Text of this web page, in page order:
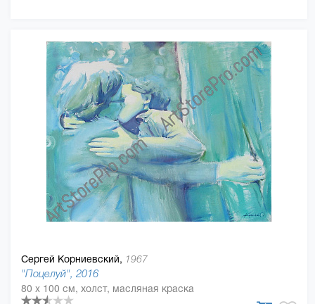
Сергей Корниевский, 1967
"Поцелуй", 2016
80 x 100 см, холст, масляная краска